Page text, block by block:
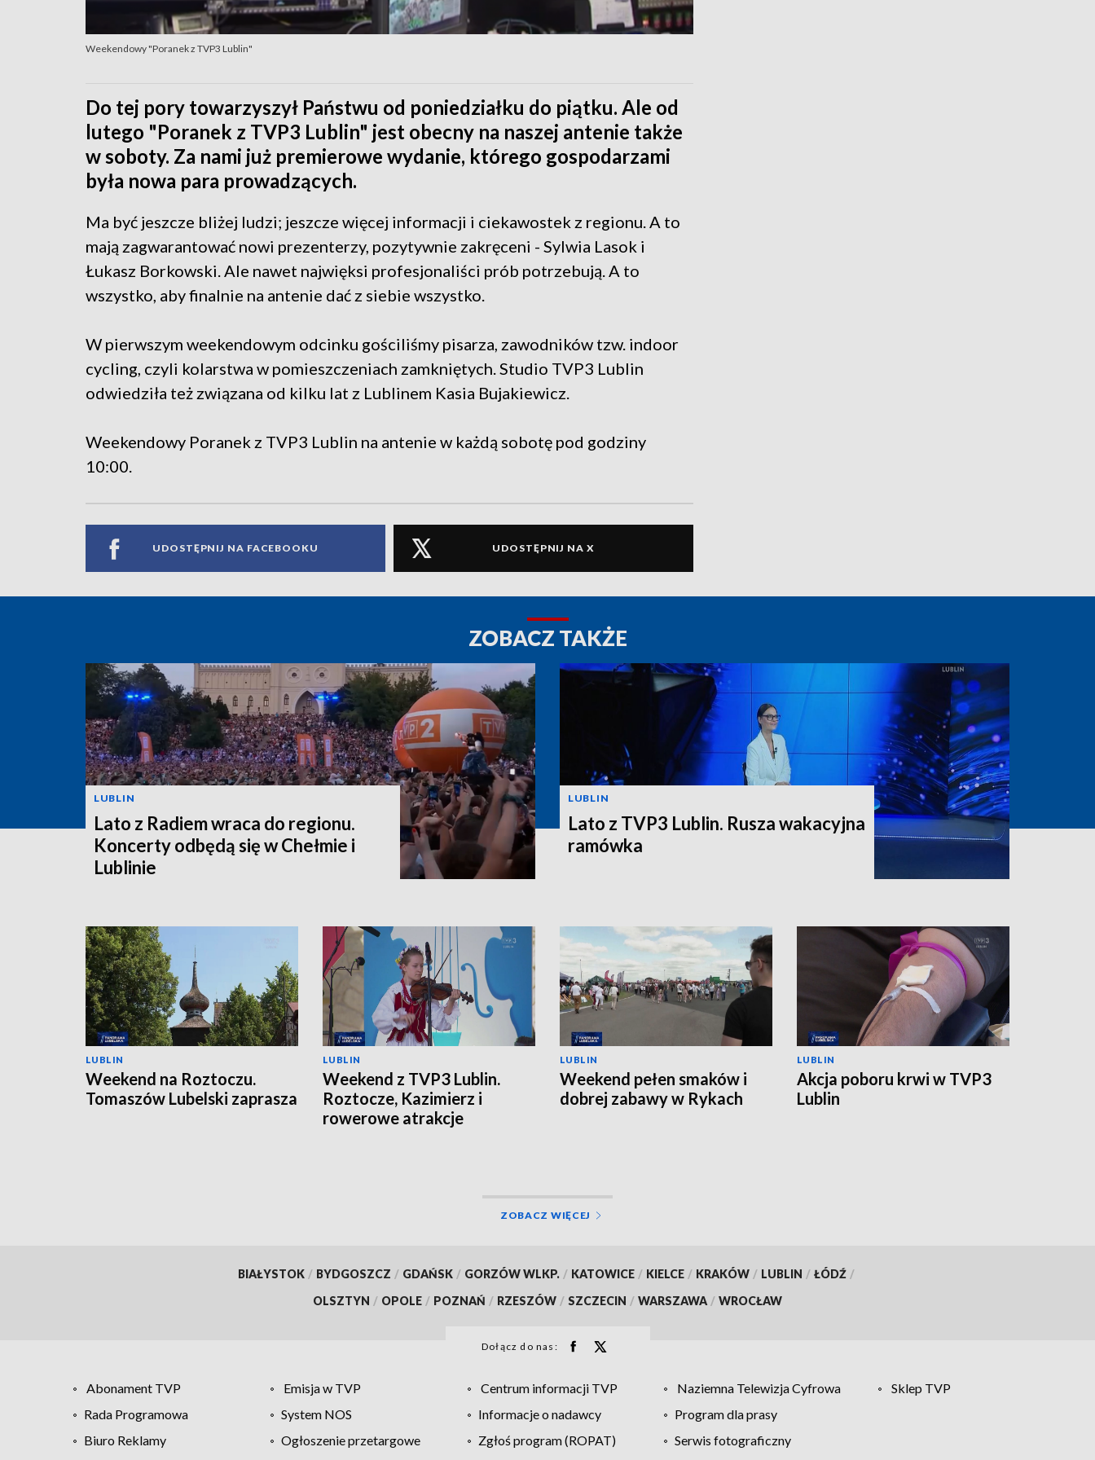
Weekendowy "Poranek z TVP3 Lublin"
Do tej pory towarzyszył Państwu od poniedziałku do piątku. Ale od
lutego "Poranek z TVP3 Lublin" jest obecny na naszej antenie także
w soboty. Za nami już premierowe wydanie, którego gospodarzami
była nowa para prowadzących.
Ma być jeszcze bliżej ludzi; jeszcze więcej informacji i ciekawostek z regionu. A to
mają zagwarantować nowi prezenterzy, pozytywnie zakręceni - Sylwia Lasok i
Łukasz Borkowski. Ale nawet najwięksi profesjonaliści prób potrzebują. A to
wszystko, aby finalnie na antenie dać z siebie wszystko.
W pierwszym weekendowym odcinku gościliśmy pisarza, zawodników tzw. indoor
cycling, czyli kolarstwa w pomieszczeniach zamkniętych. Studio TVP3 Lublin
odwiedziła też związana od kilku lat z Lublinem Kasia Bujakiewicz.
Weekendowy Poranek z TVP3 Lublin na antenie w każdą sobotę pod godziny
10:00.
UDOSTĘPNIJ NA FACEBOOKU UDOSTĘPNIJ NA X
ZOBACZ TAKŻE
LUBLIN
Lato z Radiem wraca do regionu.
Koncerty odbędą się w Chełmie i
Lublinie
LUBLIN
Lato z TVP3 Lublin. Rusza wakacyjna
ramówka
LUBLIN
Weekend na Roztoczu.
Tomaszów Lubelski zaprasza
LUBLIN
Weekend z TVP3 Lublin.
Roztocze, Kazimierz i
rowerowe atrakcje
LUBLIN
Weekend pełen smaków i
dobrej zabawy w Rykach
LUBLIN
Akcja poboru krwi w TVP3
Lublin
ZOBACZ WIĘCEJ
BIAŁYSTOK / BYDGOSZCZ / GDAŃSK / GORZÓW WLKP. / KATOWICE / KIELCE / KRAKÓW / LUBLIN / ŁÓDŹ /
OLSZTYN / OPOLE / POZNAŃ / RZESZÓW / SZCZECIN / WARSZAWA / WROCŁAW
Dołącz do nas:
Abonament TVP Emisja w TVP Centrum informacji TVP Naziemna Telewizja Cyfrowa
Sklep TVP
Rada Programowa
System NOS Informacje o nadawcy
Program dla prasy
Biuro Reklamy
Ogłoszenie przetargowe Zgłoś program (ROPAT)
Serwis fotograficzny